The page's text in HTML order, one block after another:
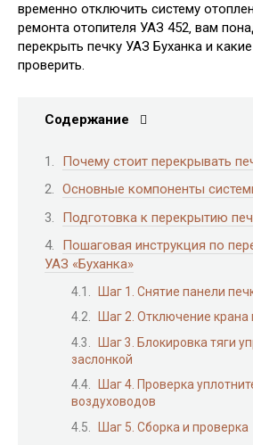
временно отключить систему
ремонта отопителя УАЗ 452‚ вам
перекрыть печку УАЗ Буханка и
проверить.
Содержание
Почему стоит перекрывать
Основные компоненты
Подготовка к перекрытию
Пошаговая инструкция по
УАЗ «Буханка»
Шаг 1. Снятие панели
Шаг 2. Отключение крана
Шаг 3. Блокировка тяги
заслонкой
Шаг 4. Проверка
воздуховодов
Шаг 5. Сборка и проверка